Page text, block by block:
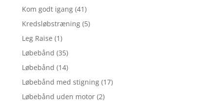
Kom godt igang (41)
Kredsløbstræning (5)
Leg Raise (1)
Løbebånd (35)
Løbebånd (14)
Løbebånd med stigning (17)
Løbebånd uden motor (2)